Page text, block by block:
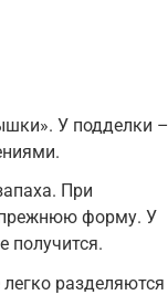
У подделки –
При
прежнюю форму. У
получится.
разделяются